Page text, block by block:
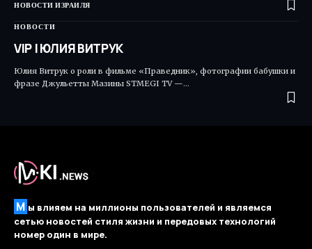
НОВОСТИ ИЗРАИЛЯ
НОВОСТИ
VIP | ЮЛИЯ ВИТРУК
Юлия Витрук о роли в фильме «Праведник», фотографии бабушки и
фразе Джульетты Мазины STMEGI TV —…
М ы влияем на миллионы пользователей и являемся
сетью новостей стиля жизни и передовых технологий
номер один в мире.